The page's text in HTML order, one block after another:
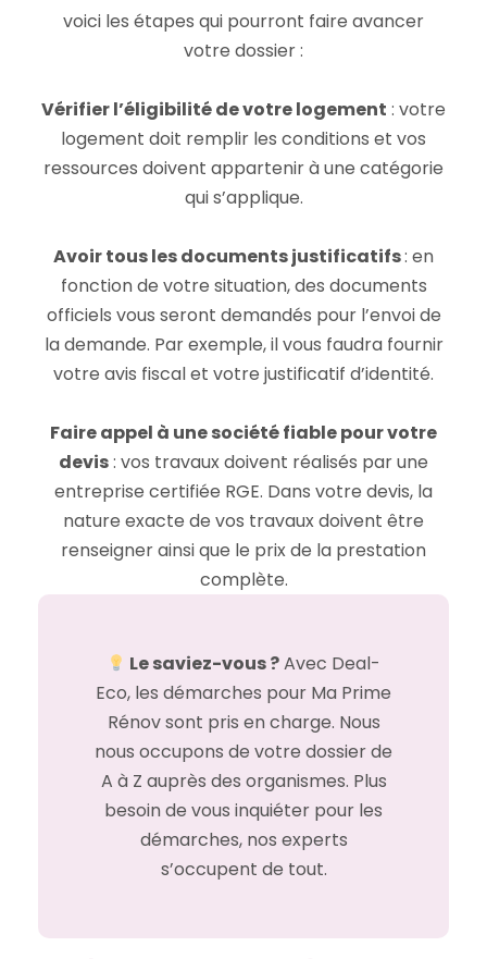
voici les étapes qui pourront faire avancer
votre dossier :
Vérifier l’éligibilité de votre logement : votre
logement doit remplir les conditions et vos
ressources doivent appartenir à une catégorie
qui s’applique.
Avoir tous les documents justificatifs: en
fonction de votre situation, des documents
officiels vous seront demandés pour l’envoi de
la demande. Par exemple, il vous faudra fournir
votre avis fiscal et votre justificatif d’identité.
Faire appel à une société fiable pour votre
devis: vos travaux doivent réalisés par une
entreprise certifiée RGE. Dans votre devis, la
nature exacte de vos travaux doivent être
renseigner ainsi que le prix de la prestation
complète.
Le saviez-vous ?Avec Deal-
Eco, les démarches pour Ma Prime
Rénov sont pris en charge. Nous
nous occupons de votre dossier de
A à Z auprès des organismes. Plus
besoin de vous inquiéter pour les
démarches, nos experts
s’occupent de tout.